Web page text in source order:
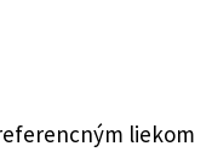
liekom